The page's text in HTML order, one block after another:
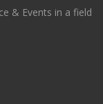
& Events in a field